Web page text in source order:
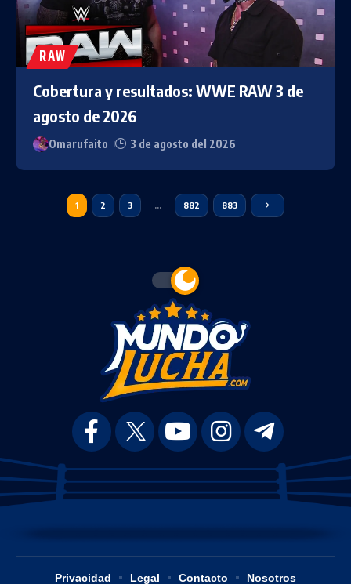
RAW
Cobertura y resultados: WWE RAW 3 de
agosto de 2026
Omarufaito 3 de agosto del 2026
1 2 3 … 882 883
Privacidad Legal Contacto Nosotros